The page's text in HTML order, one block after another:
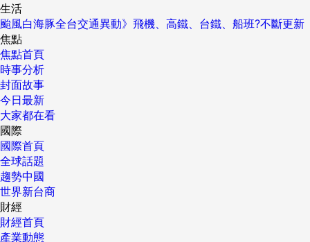
生活
颱風白海豚全台交通異動》飛機、高鐵、台鐵、船班?不斷更新
焦點
焦點首頁
時事分析
封面故事
今日最新
大家都在看
國際
國際首頁
全球話題
趨勢中國
世界新台商
財經
財經首頁
產業動態